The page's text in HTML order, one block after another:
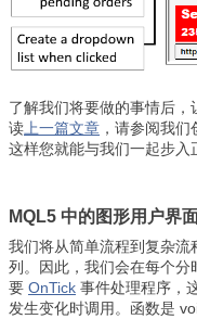
了解我们将要做的事情后
读上一篇文章 ，请参阅我
这样您就能与我们一起步入
MQL5 中的图形用户界
我们将从简单流程到复杂
列。因此，我们会在每个
要 OnTick 事件处理程序，
发生变化时调用。函数是